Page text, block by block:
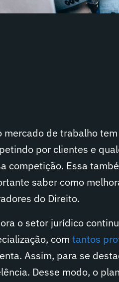
mercado de trabalho
por clientes e
competição. Essa
saber como
do Direito.
o setor jurídico
comtantos
Assim, para se
Desse modo, o